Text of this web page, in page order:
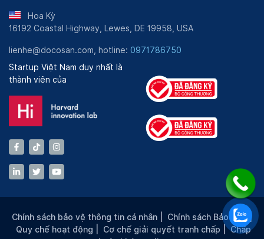
Hoa Kỳ
16192 Coastal Highway, Lewes, DE 19958, USA
lienhe@docosan.com, hotline: 0971786750
Startup Việt Nam duy nhất là
thành viên của
Chính sách bảo vệ thông tin cá nhân Chính sách Bảo mật |
Quy chế hoạt động
Cơ chế giải quyết tranh chấp |Chấp